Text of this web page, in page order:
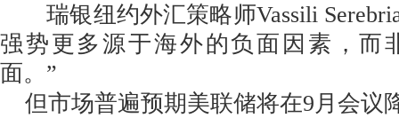
瑞银纽约外汇策略师Vassili
强势更多源于海外的负面因素，而
面。”
但市场普遍预期美联储将在9月会议